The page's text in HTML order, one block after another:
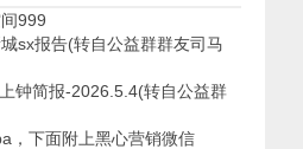
999
sx报告(转自公益群群友司马
钟简报-2026.5.4(转自公益群
，下面附上黑心营销微信